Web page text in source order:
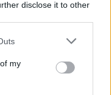
disclose it to other
my
00:00:57
temperatūra kils iki